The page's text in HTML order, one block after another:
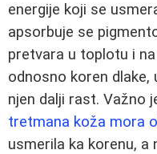
energije koji se
apsorbuje se
pretvara u toplotu i
odnosno koren dlake,
njen dalji rast. Važno
tretmana koža mora
usmerila ka korenu, a